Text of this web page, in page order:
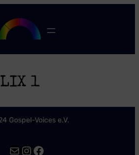
1
Gospel-Voices e.V.
E-Mail Instagram Facebook